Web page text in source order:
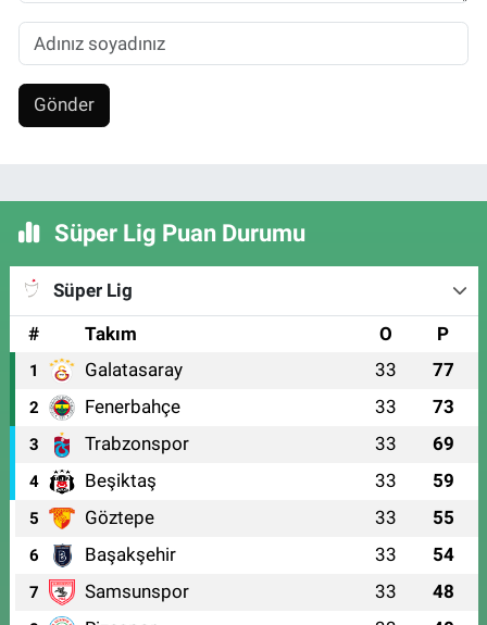
Gönder
Süper Lig Puan Durumu
Süper Lig
#
Takım O P
1 Galatasaray 33 77
2 Fenerbahçe 33 73
3 Trabzonspor 33 69
4 Beşiktaş 33 59
5 Göztepe 33 55
6 Başakşehir 33 54
7 Samsunspor 33 48